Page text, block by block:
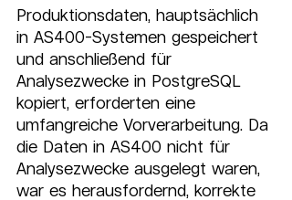
Produktionsdaten, hauptsächlich
in AS400-Systemen gespeichert
und anschließend für
Analysezwecke in PostgreSQL
kopiert, erforderten eine
umfangreiche Vorverarbeitung. Da
die Daten in AS400 nicht für
Analysezwecke ausgelegt waren,
war es herausfordernd, korrekte